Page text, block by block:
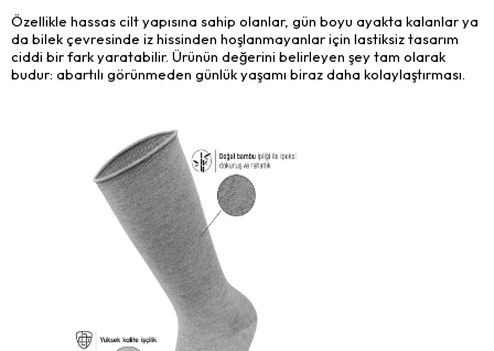
Özellikle hassas cilt yapısına sahip olanlar, gün boyu ayakta kalanlar ya
da bilek çevresinde iz hissinden hoşlanmayanlar için lastiksiz tasarım
ciddi bir fark yaratabilir. Ürünün değerini belirleyen şey tam olarak
budur: abartılı görünmeden günlük yaşamı biraz daha kolaylaştırması.